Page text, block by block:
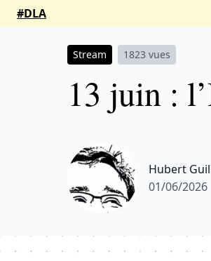
#DLA
Stream 1823 vues
13 juin :
Hubert
01/06/2026